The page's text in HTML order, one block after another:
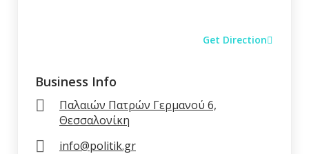
Παντσέτα
More...
Get Direction
Business Info
Παλαιών Πατρών Γερμανού 6,
Θεσσαλονίκη
info@politik.gr